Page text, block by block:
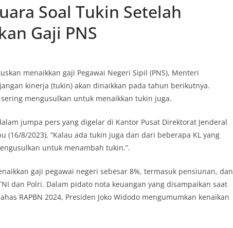
Soal Tukin Setelah
Gaji PNS
menaikkan gaji Pegawai Negeri Sipil (PNS), Menteri
kinerja (tukin) akan dinaikkan pada tahun berikutnya.
mengusulkan untuk menaikkan tukin juga.
jumpa pers yang digelar di Kantor Pusat Direktorat Jenderal
(16/8/2023), “Kalau ada tukin juga dan dari beberapa KL yang
untuk menambah tukin.”.
gaji pegawai negeri sebesar 8%, termasuk pensiunan, dan
dan Polri. Dalam pidato nota keuangan yang disampaikan saat
RAPBN 2024, Presiden Joko Widodo mengumumkan kenaikan